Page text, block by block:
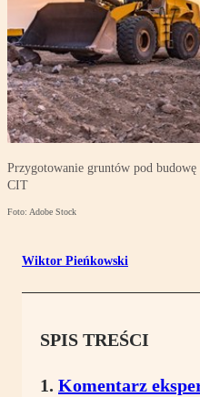
Przygotowanie gruntów pod
CIT
Foto: Adobe Stock
Wiktor Pieńkowski
SPIS TREŚCI
Komentarz